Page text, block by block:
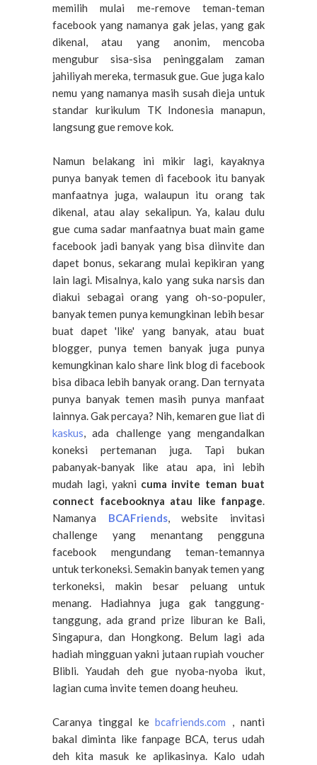
memilih mulai me-remove teman-teman
facebook yang namanya gak jelas, yang gak
dikenal, atau yang anonim, mencoba
mengubur sisa-sisa peninggalam zaman
jahiliyah mereka, termasuk gue. Gue juga kalo
nemu yang namanya masih susah dieja untuk
standar kurikulum TK Indonesia manapun,
langsung gue remove kok.
Namun belakang ini mikir lagi, kayaknya
punya banyak temen di facebook itu banyak
manfaatnya juga, walaupun itu orang tak
dikenal, atau alay sekalipun. Ya, kalau dulu
gue cuma sadar manfaatnya buat main game
facebook jadi banyak yang bisa diinvite dan
dapet bonus, sekarang mulai kepikiran yang
lain lagi. Misalnya, kalo yang suka narsis dan
diakui sebagai orang yang oh-so-populer,
banyak temen punya kemungkinan lebih besar
buat dapet 'like' yang banyak, atau buat
blogger, punya temen banyak juga punya
kemungkinan kalo share link blog di facebook
bisa dibaca lebih banyak orang. Dan ternyata
punya banyak temen masih punya manfaat
lainnya. Gak percaya? Nih, kemaren gue liat di
kaskus, ada challenge yang mengandalkan
koneksi pertemanan juga. Tapi bukan
pabanyak-banyak like atau apa, ini lebih
mudah lagi, yakni cuma invite teman buat
connect facebooknya atau like fanpage.
Namanya BCAFriends, website invitasi
challenge yang menantang pengguna
facebook mengundang teman-temannya
untuk terkoneksi. Semakin banyak temen yang
terkoneksi, makin besar peluang untuk
menang. Hadiahnya juga gak tanggung-
tanggung, ada grand prize liburan ke Bali,
Singapura, dan Hongkong. Belum lagi ada
hadiah mingguan yakni jutaan rupiah voucher
Blibli. Yaudah deh gue nyoba-nyoba ikut,
lagian cuma invite temen doang heuheu.
Caranya tinggal kebcafriends.com , nanti
bakal diminta like fanpage BCA, terus udah
deh kita masuk ke aplikasinya. Kalo udah